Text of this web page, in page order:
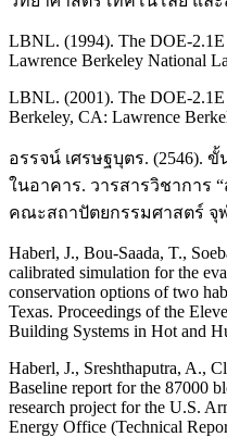
LBNL. (1994). The DOE-2.1E
Lawrence Berkeley National
LBNL. (2001). The DOE-2.1E
Berkeley, CA: Lawrence
อรรจน์ เศรษฐบุตร. (2546).
ในอาคาร. วารสารวิชาการ “
คณะสถาปัตยกรรมศาสตร์ จุ
Haberl, J., Bou-Saada, T.,
calibrated simulation for the
conservation options of two
Texas. Proceedings of the
Building Systems in Hot and
Haberl, J., Sreshthaputra, A.,
Baseline report for the 87000
research project for the U.S.
Energy Office (Technical